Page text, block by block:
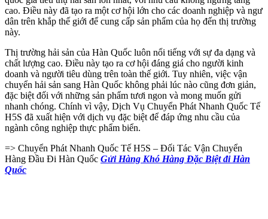
cao. Điều này đã tạo ra một cơ hội lớn cho các doanh nghiệp và ngư
dân trên khắp thế giới để cung cấp sản phẩm của họ đến thị trường
này.
Thị trường hải sản của Hàn Quốc luôn nổi tiếng với sự đa dạng và
chất lượng cao. Điều này tạo ra cơ hội đáng giá cho người kinh
doanh và người tiêu dùng trên toàn thế giới. Tuy nhiên, việc vận
chuyển hải sản sang Hàn Quốc không phải lúc nào cũng đơn giản,
đặc biệt đối với những sản phẩm tươi ngon và mong muốn gửi
nhanh chóng. Chính vì vậy, Dịch Vụ Chuyển Phát Nhanh Quốc Tế
H5S đã xuất hiện với dịch vụ đặc biệt để đáp ứng nhu cầu của
ngành công nghiệp thực phẩm biển.
=> Chuyển Phát Nhanh Quốc Tế H5S – Đối Tác Vận Chuyển
Hàng Đầu Đi Hàn Quốc Gửi Hàng Khó Hàng Đặc Biệt đi Hàn
Quốc